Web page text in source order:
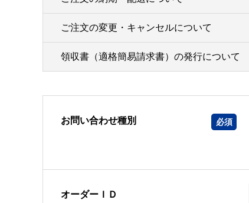
ご注文の変更・キャンセルについて
領収書（適格簡易請求書）の発行について
お問い合わせ種別
オーダーＩＤ